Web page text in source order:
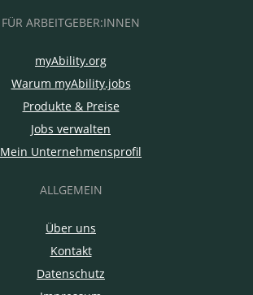
FÜR ARBEITGEBER:INNEN
myAbility.org
Warum myAbility.jobs
Produkte & Preise
Jobs verwalten
Mein Unternehmensprofil
ALLGEMEIN
Über uns
Kontakt
Datenschutz